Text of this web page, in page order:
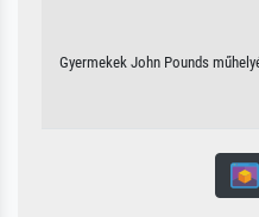
Gyermekek John Pounds